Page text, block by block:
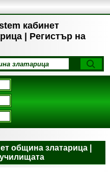
кабинет
| Регистър на
община златарица |